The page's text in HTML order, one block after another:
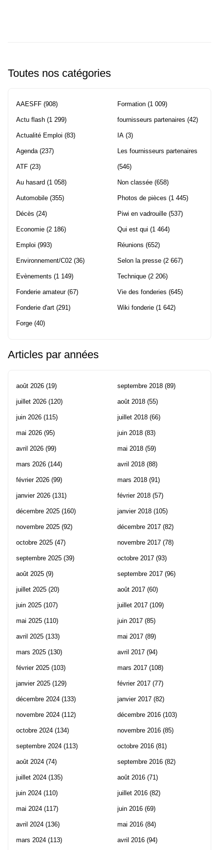
Toutes nos catégories
AAESFF (908)
Actu flash (1 299)
Actualité Emploi (83)
Agenda(237)
ATF (23)
Au hasard (1 058)
Automobile (355)
Décès (24)
Economie (2 186)
Emploi (993)
Environnement/C02 (36)
Evènements (1 149)
Fonderie amateur(67)
Fonderie d'art (291)
Forge (40)
Formation (1 009)
fournisseurs partenaires (42)
IA (3)
Les fournisseurs partenaires
(546)
Non classée (658)
Photos de pièces (1 445)
Piwi en vadrouille (537)
Qui est qui (1 464)
Réunions (652)
Selon la presse (2 667)
Technique (2 206)
Vie des fonderies (645)
Wiki fonderie (1 642)
Articles par années
août 2026 (19)
juillet 2026 (120)
juin 2026 (115)
mai 2026 (95)
avril 2026 (99)
mars 2026 (144)
février 2026 (99)
janvier 2026 (131)
décembre 2025 (160)
novembre 2025 (92)
octobre 2025 (47)
septembre 2025 (39)
août 2025 (9)
juillet 2025 (20)
juin 2025 (107)
mai 2025 (110)
avril 2025 (133)
mars 2025 (130)
février 2025 (103)
janvier 2025 (129)
décembre 2024 (133)
novembre 2024 (112)
octobre 2024 (134)
septembre 2024 (113)
août 2024 (74)
juillet 2024 (135)
juin 2024 (110)
mai 2024 (117)
avril 2024 (136)
mars 2024 (113)
septembre 2018 (89)
août 2018 (55)
juillet 2018 (66)
juin 2018 (83)
mai 2018 (59)
avril 2018 (88)
mars 2018 (91)
février 2018 (57)
janvier 2018 (105)
décembre 2017 (82)
novembre 2017 (78)
octobre 2017 (93)
septembre 2017 (96)
août 2017 (60)
juillet 2017 (109)
juin 2017 (85)
mai 2017 (89)
avril 2017 (94)
mars 2017 (108)
février 2017 (77)
janvier 2017 (82)
décembre 2016 (103)
novembre 2016 (85)
octobre 2016 (81)
septembre 2016 (82)
août 2016 (71)
juillet 2016 (82)
juin 2016 (69)
mai 2016 (84)
avril 2016 (94)